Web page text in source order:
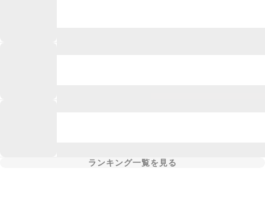
ランキング一覧を見る